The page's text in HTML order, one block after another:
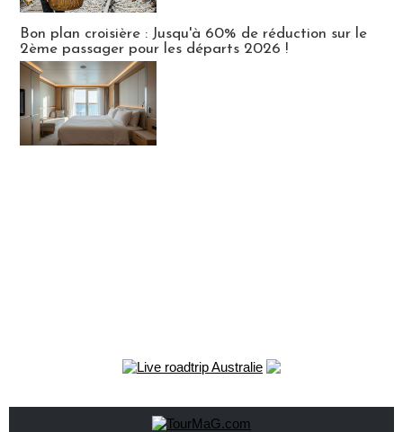
Bon plan croisière : Jusqu'à 60% de réduction sur le
2ème passager pour les départs 2026 !